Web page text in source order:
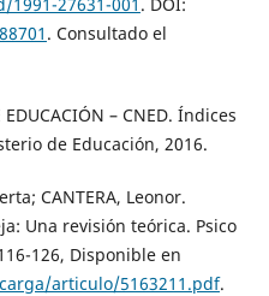
. Consultado el
EDUCACIÓN – CNED. Índices
de Educación, 2016.
CANTERA, Leonor.
Una revisión teórica. Psico
126, Disponible en
articulo/5163211.pdf.